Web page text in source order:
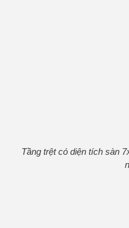
Tầng trệt có diện tích sàn